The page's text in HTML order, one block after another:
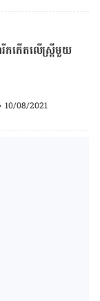
ក​កើត​លើ​ស្រ្តី​មួយ
10/08/2021